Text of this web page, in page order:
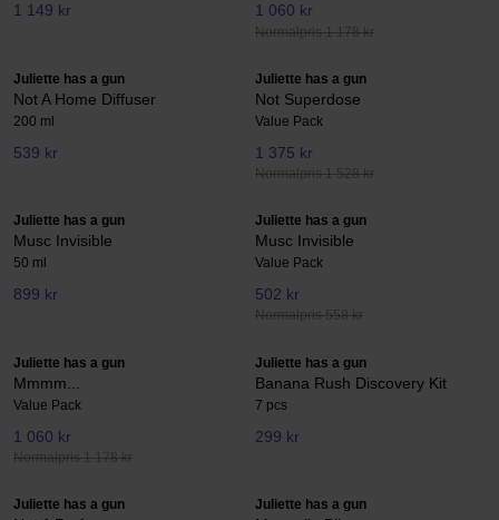
1 149 kr 1 060 kr
Normalpris 1 178 kr
Juliette has a gun
Not A Home Diffuser
200 ml
539 kr
Juliette has a gun
Not Superdose
Value Pack
1 375 kr
Normalpris 1 528 kr
Juliette has a gun
Musc Invisible
50 ml
899 kr
Juliette has a gun
Musc Invisible
Value Pack
502 kr
Normalpris 558 kr
Juliette has a gun
Mmmm...
Value Pack
1 060 kr
Normalpris 1 178 kr
Juliette has a gun
Banana Rush Discovery Kit
7 pcs
299 kr
Juliette has a gun Juliette has a gun